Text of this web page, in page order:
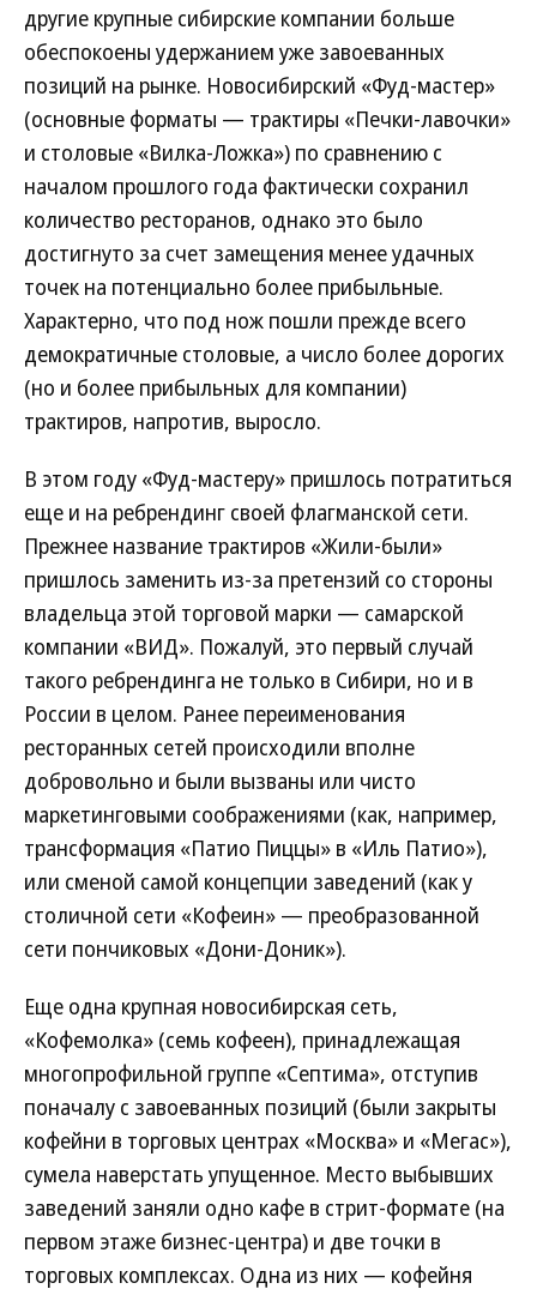
другие крупные сибирские компании больше
обеспокоены удержанием уже завоеванных
позиций на рынке. Новосибирский «Фуд-мастер»
(основные форматы — трактиры «Печки-лавочки»
и столовые «Вилка-Ложка») по сравнению с
началом прошлого года фактически сохранил
количество ресторанов, однако это было
достигнуто за счет замещения менее удачных
точек на потенциально более прибыльные.
Характерно, что под нож пошли прежде всего
демократичные столовые, а число более дорогих
(но и более прибыльных для компании)
трактиров, напротив, выросло.
В этом году «Фуд-мастеру» пришлось потратиться
еще и на ребрендинг своей флагманской сети.
Прежнее название трактиров «Жили-были»
пришлось заменить из-за претензий со стороны
владельца этой торговой марки — самарской
компании «ВИД». Пожалуй, это первый случай
такого ребрендинга не только в Сибири, но и в
России в целом. Ранее переименования
ресторанных сетей происходили вполне
добровольно и были вызваны или чисто
маркетинговыми соображениями (как, например,
трансформация «Патио Пиццы» в «Иль Патио»),
или сменой самой концепции заведений (как у
столичной сети «Кофеин» — преобразованной
сети пончиковых «Дони-Доник»).
Еще одна крупная новосибирская сеть,
«Кофемолка» (семь кофеен), принадлежащая
многопрофильной группе «Септима», отступив
поначалу с завоеванных позиций (были закрыты
кофейни в торговых центрах «Москва» и «Мегас»),
сумела наверстать упущенное. Место выбывших
заведений заняли одно кафе в стрит-формате (на
первом этаже бизнес-центра) и две точки в
торговых комплексах. Одна из них — кофейня